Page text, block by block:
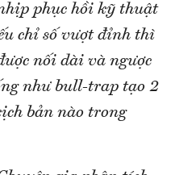
phục hồi kỹ thuật
chỉ số vượt đỉnh thì
nối dài và ngược
như bull-trap tạo 2
bản nào trong